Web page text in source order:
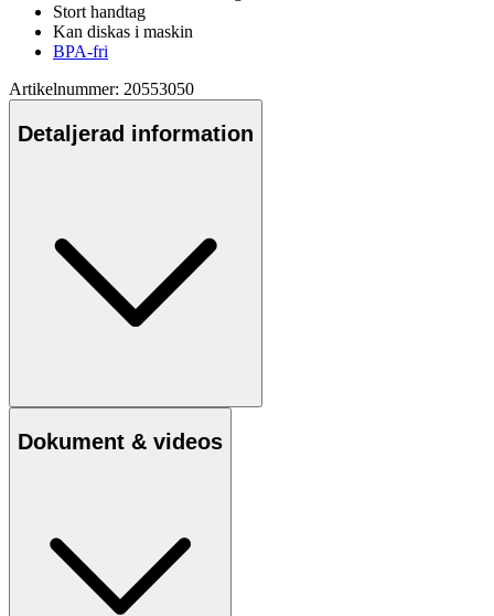
Stort handtag
Kan diskas i maskin
BPA-fri
Artikelnummer: 20553050
Detaljerad information
Dokument & videos